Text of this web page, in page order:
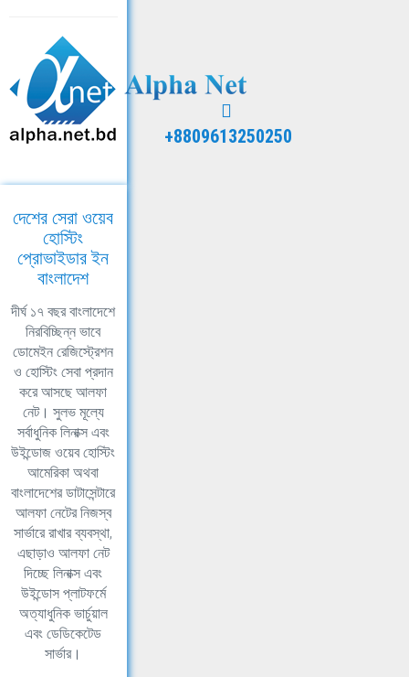
+8809613250250
দেশের সেরা ওয়েব
হোস্টিং
প্রোভাইডার ইন
বাংলাদেশ
দীর্ঘ ১৭ বছর বাংলাদেশে
নিরবিচ্ছিন্ন ভাবে
ডোমেইন রেজিস্ট্রেশন
ও হোস্টিং সেবা প্রদান
করে আসছে আলফা
নেট। সুলভ মূল্যে
সর্বাধুনিক লিনাক্স এবং
উইন্ডোজ ওয়েব হোস্টিং
আমেরিকা অথবা
বাংলাদেশের ডাটাসেন্টারে
আলফা নেটের নিজস্ব
সার্ভারে রাখার ব্যবস্থা,
এছাড়াও আলফা নেট
দিচ্ছে লিনাক্স এবং
উইন্ডোস প্লাটফর্মে
অত্যাধুনিক ভার্চুয়াল
এবং ডেডিকেটেড
সার্ভার।